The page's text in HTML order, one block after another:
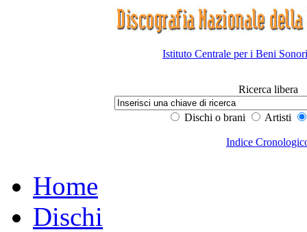
Istituto Centrale per i Beni
Ricerca libera
Dischi o brani Artisti
Indice
Home
Dischi